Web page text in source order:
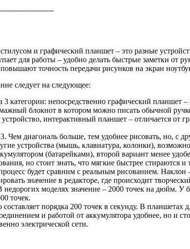
и графический планшет – это разные
для работы – удобно делать быстрые заметки
точность передачи рисунков на экран
следует на следующее:
категории: непосредственно графический планшет
блокнот в котором можно писать обычной
интерактивный планшет – отличается от
диагональ больше, тем удобнее рисовать, но, с
устройства (мышь, клавиатура, колонки),
(батарейками), второй вариант менее
но стоит знать, что мягкие быстрее
будет сравним с реальным рисованием.
значение в редакторе, где происходит
моделях значение – 2000 точек на дюйм.
точек.
порядка 200 точек в секунду. В планшетах
и работой от аккумулятора удобнее, но и
электрической сети.